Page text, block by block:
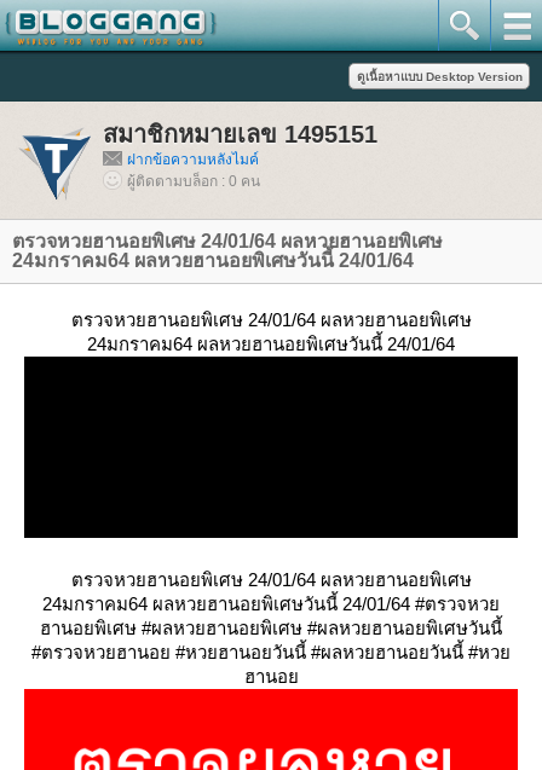
สมาชิกหมายเลข 1495151
ฝากข้อความหลังไมค์
ผู้ติดตามบล็อก : 0 คน
ตรวจหวยฮานอยพิเศษ 24/01/64 ผลหวยฮานอยพิเศษ
24มกราคม64 ผลหวยฮานอยพิเศษวันนี้ 24/01/64
ตรวจหวยฮานอยพิเศษ 24/01/64 ผลหวยฮานอยพิเศษ
24มกราคม64 ผลหวยฮานอยพิเศษวันนี้ 24/01/64
ตรวจหวยฮานอยพิเศษ 24/01/64 ผลหวยฮานอยพิเศษ
24มกราคม64 ผลหวยฮานอยพิเศษวันนี้ 24/01/64 #ตรวจหว
ฮานอยพิเศษ #ผลหวยฮานอยพิเศษ #ผลหวยฮานอยพิเศษวันนี้
#ตรวจหวยฮานอย #หวยฮานอยวันนี้ #ผลหวยฮานอยวันนี้ #หว
ฮานอ